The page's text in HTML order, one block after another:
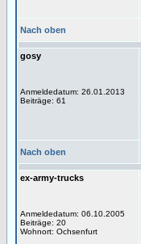
Nach oben
gosy
Anmeldedatum: 26.01.2013
Beiträge: 61
Nach oben
ex-army-trucks
Anmeldedatum: 06.10.2005
Beiträge: 20
Wohnort: Ochsenfurt